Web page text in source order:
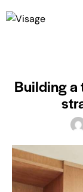
Building